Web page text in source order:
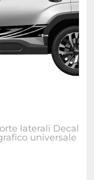
laterali Decal
universale